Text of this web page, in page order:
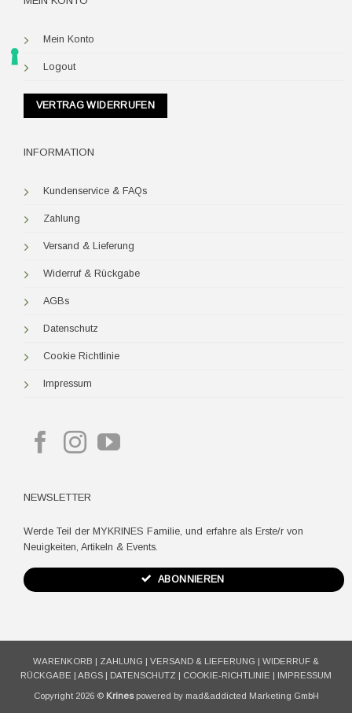
Mein Konto
Logout
VERTRAG WIDERRUFEN
INFORMATION
Kundenservice & FAQs
Zahlung
Versand & Lieferung
Widerruf & Rückgabe
AGBs
Datenschutz
Cookie Richtlinie
Impressum
NEWSLETTER
Werde Teil der MYKRINES Familie, und erfahre als Erste/r von
Neuigkeiten, Artikeln & Events.
ABONNIEREN
WARENKORB ZAHLUNG VERSAND & LIEFERUNG
WIDERRUF &
RÜCKGABE
ABGS DATENSCHUTZ COOKIE-RICHTLINIE IMPRESSUM
Copyright 2026 © Krinespowered by mad&addicted Marketing GmbH